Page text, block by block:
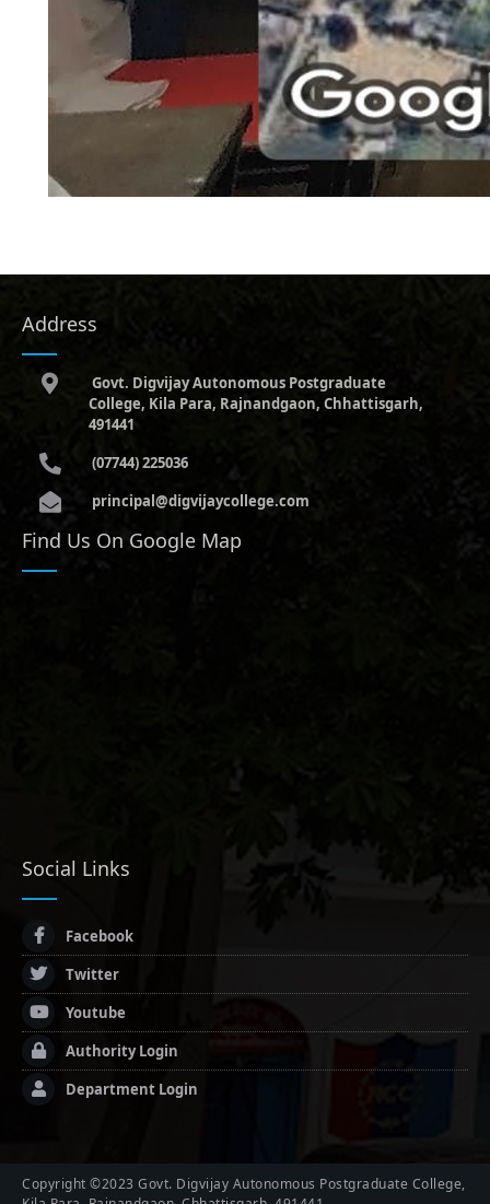
Address
Govt. Digvijay Autonomous Postgraduate
College, Kila Para, Rajnandgaon, Chhattisgarh,
491441
(07744) 225036
principal@digvijaycollege.com
Find Us On Google Map
Social Links
Facebook
Twitter
Youtube
Authority Login
Department Login
Copyright ©2023 Govt. Digvijay Autonomous Postgraduate College,